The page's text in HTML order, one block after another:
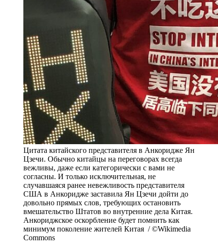
Цитата китайского представителя в Анкоридже Ян
Цзечи. Обычно китайцы на переговорах всегда
вежливы, даже если категорически с вами не
согласны. И только исключительная, не
случавшаяся ранее невежливость представителя
США в Анкоридже заставила Ян Цзечи дойти до
довольно прямых слов, требующих остановить
вмешательство Штатов во внутренние дела Китая.
Анкориджское оскорбление будет помнить как
минимум поколение жителей Китая / ©Wikimedia
Commons